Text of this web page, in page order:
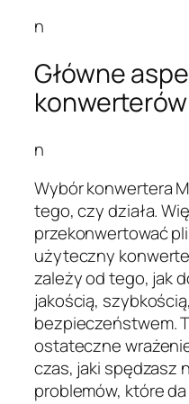
n
Główne
n
Wybór konwertera
tego, czy działa.
przekonwertować
użyteczny
zależy od tego, jak
jakością,
bezpieczeństwem.
ostateczne
czas, jaki spędzasz
problemów, które